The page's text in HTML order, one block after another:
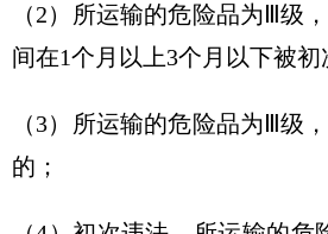
（2）所运输的危险品为Ⅲ级
间在1个月以上3个月以下被初
（3）所运输的危险品为Ⅲ级
的；